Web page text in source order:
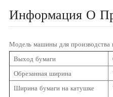
Информация О
Модель машины для производства
Выход бумаги
Обрезанная ширина
Ширина бумаги на катушке